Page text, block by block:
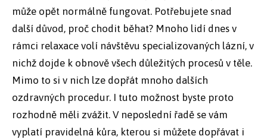
může opět normálně fungovat. Potřebujete snad
další důvod, proč chodit běhat? Mnoho lidí dnes v
rámci relaxace volí návštěvu specializovaných lázní, v
nichž dojde k obnově všech důležitých procesů v těle.
Mimo to si v nich lze dopřát mnoho dalších
ozdravných procedur. I tuto možnost byste proto
rozhodně měli zvážit. V neposlední řadě se vám
vyplatí pravidelná kůra, kterou si můžete dopřávat i